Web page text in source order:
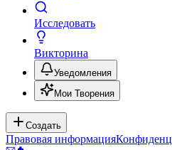
Исследовать
Викторина
Уведомления
Мои Творения
Создать
Правовая информация